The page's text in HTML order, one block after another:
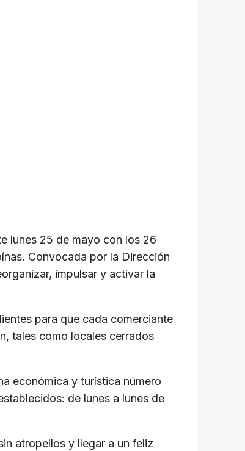
lunes 25 de mayo con los 26
Convocada por la Dirección
impulsar y activar la
para que cada comerciante
tales como locales cerrados
económica y turística número
de lunes a lunes de
atropellos y llegar a un feliz